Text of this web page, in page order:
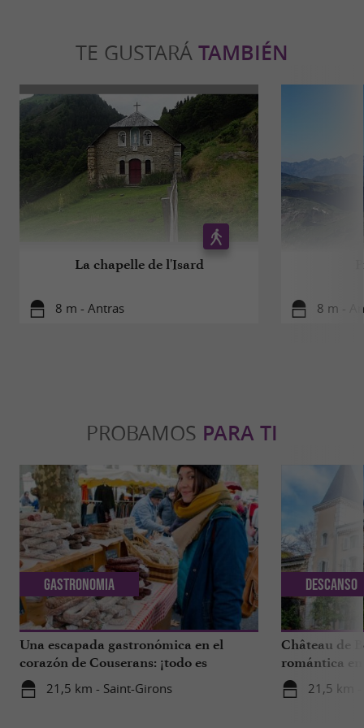
TE GUSTARÁ TAMBIÉN
La chapelle de l'Isard
8 m - Antras 8 m -
PROBAMOS PARA TI
Una escapada gastronómica en el
corazón de Couserans: ¡todo es
delicioso en Saint-Girons!
21,5 km - Saint-Girons
Gastronomia
Château de
romántica
21,5 km
Descanso